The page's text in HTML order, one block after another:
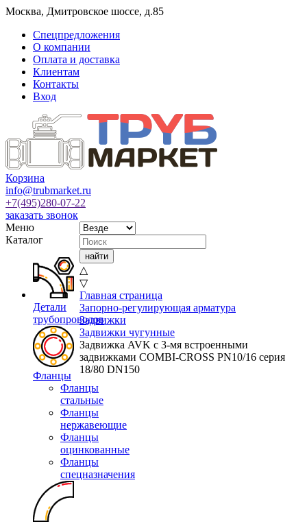
Москва, Дмитровское шоссе, д.85
Спецпредложения
О компании
Оплата и доставка
Клиентам
Контакты
Вход
Корзина
info@trubmarket.ru
+7(495)280-07-22
заказать звонок
Меню
Каталог
Детали
трубопроводов
Фланцы
Фланцы
стальные
Фланцы
нержавеющие
Фланцы
оцинкованные
Фланцы
спецназначения
△
▽
Главная страница
Запорно-регулирующая арматура
Задвижки
Задвижки чугунные
Задвижка AVK с 3-мя встроенными
задвижками COMBI-CROSS PN10/16 серия
18/80 DN150